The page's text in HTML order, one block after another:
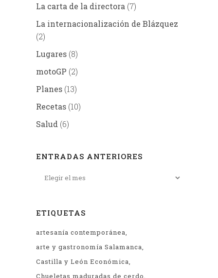
La carta de la directora (7)
La internacionalización de Blázquez
(2)
Lugares (8)
motoGP (2)
Planes (13)
Recetas (10)
Salud (6)
ENTRADAS ANTERIORES
ETIQUETAS
artesanía contemporánea
arte y gastronomía Salamanca
Castilla y León Económica
Chueletas maduradas de cerdo